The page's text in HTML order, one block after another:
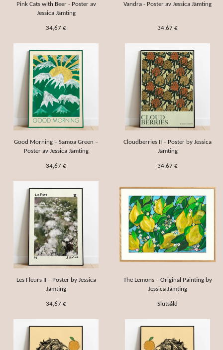
Pink Cats with Beer - Poster av
Jessica Jämting
34,67 €
Vandra - Poster av Jessica Jämting
34,67 €
Good Morning – Samoa Green –
Poster av Jessica Jämting
34,67 €
Cloudberries II – Poster by Jessica
Jämting
34,67 €
Les Fleurs II – Poster by Jessica
Jämting
34,67 €
The Lemons – Original Painting by
Jessica Jämting
Slutsåld